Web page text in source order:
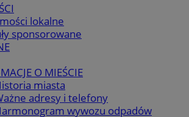
lokalne
sponsorowane
O MIEŚCIE
miasta
adresy i telefony
wywozu odpadów